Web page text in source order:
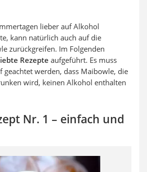
lieber auf Alkohol
kann natürlich auch auf die
zurückgreifen. Im Folgenden
Rezepte aufgeführt. Es muss
geachtet werden, dass Maibowle, die
wird, keinen Alkohol enthalten
Nr. 1 – einfach und